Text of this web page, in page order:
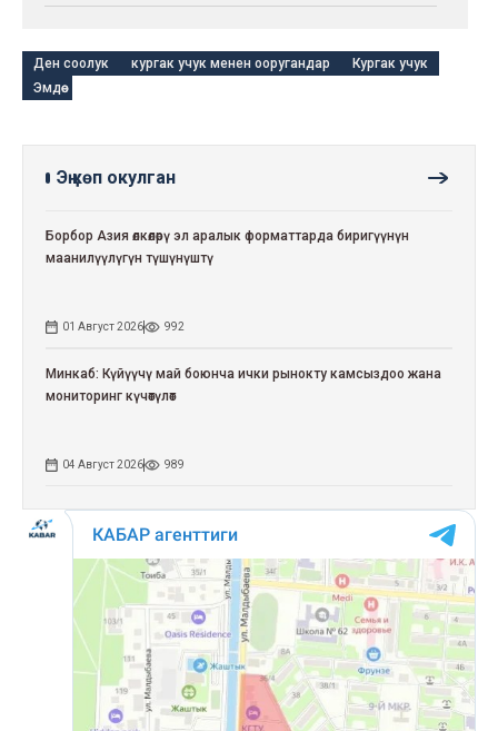
Ден соолук кургак учук менен ооругандар
Кургак учук
Эмдөө
Эң көп окулган
Борбор Азия өлкөлөрү эл аралык форматтарда биригүүнүн
маанилүүлүгүн түшүнүштү
01 Август 2026 992
Минкаб: Күйүүчү май боюнча ички рынокту камсыздоо жана
мониторинг күчөтүлөт
04 Август 2026 989